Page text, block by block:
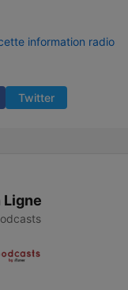
information radio
Twitter
Ligne